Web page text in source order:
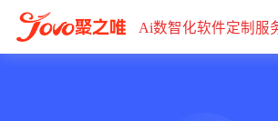
企业内部管理系统
Ai数智化软件定制服